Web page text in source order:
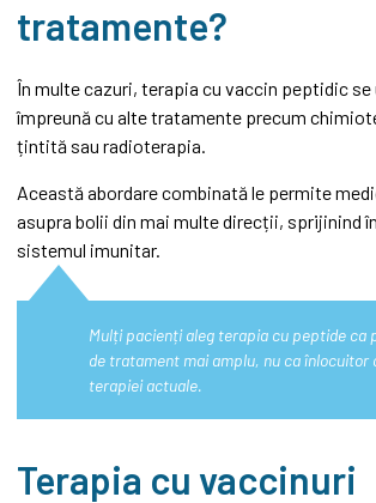
tratamente?
În multe cazuri, terapia cu vaccin peptidic
împreună cu alte tratamente precum
țintită sau radioterapia.
Această abordare combinată le permite
asupra bolii din mai multe direcții, sprijinind
sistemul imunitar.
Mulți pacienți aleg terapia cu peptide ca
de tratament mai amplu, nu ca înlocuitor
terapiei actuale.
Terapia cu vaccinuri